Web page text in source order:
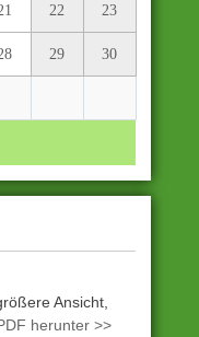
22 23
29 30
Ansicht,
herunter >>